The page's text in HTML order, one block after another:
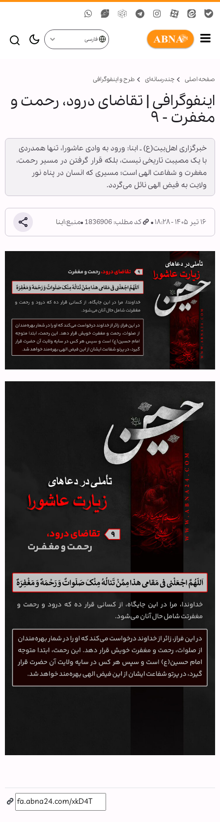
فارسی
صفحه اصلی چندرسانه‌ای طرح و اینفوگرافی
اینفوگرافی | تقاضای درود، رحمت و
مغفرت - ۹
خبرگزاری اهل‌بیت(ع) ـ ابنا: ورود به وادی عاشورا، تنها همدردی
با یک مصیبت تاریخی نیست، بلکه قرار گرفتن در مسیر رحمت،
مغفرت و شفاعت الهی است؛ مسیری که انسان در پناه نور
ولایت به فیض الهی نائل می‌گردد.
۱۶ تیر ۱۴۰۵ - ۱۸:۲۸ کد مطلب: 1836906 منبع:ابنا